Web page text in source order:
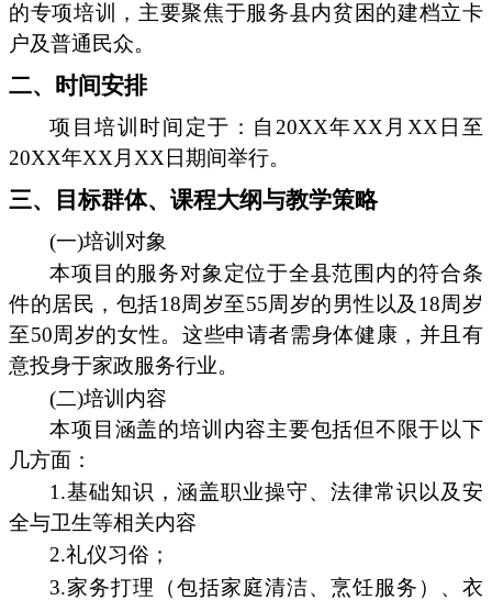
的专项培训，主要聚焦于服务县内贫困的建档立卡
户及普通民众。
二、时间安排
项目培训时间定于：自20XX年XX月XX日至
20XX年XX月XX日期间举行。
三、目标群体、课程大纲与教学策略
(一)培训对象
本项目的服务对象定位于全县范围内的符合条
件的居民，包括18周岁至55周岁的男性以及18周岁
至50周岁的女性。这些申请者需身体健康，并且有
意投身于家政服务行业。
(二)培训内容
本项目涵盖的培训内容主要包括但不限于以下
几方面：
1.基础知识，涵盖职业操守、法律常识以及安
全与卫生等相关内容
2.礼仪习俗；
3.家务打理（包括家庭清洁、烹饪服务）、衣